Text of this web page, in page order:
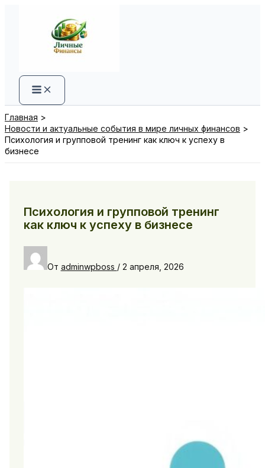
содержимому
Главная
Новости и актуальные события в мире личных финансов
Психология и групповой тренинг как ключ к успеху в
бизнесе
Психология и групповой тренинг
как ключ к успеху в бизнесе
От adminwpboss / 2 апреля, 2026